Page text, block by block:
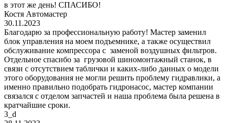
в этот же день! СПАСИБО!
Костя Автомастер
30.11.2023
Благодарю за профессиональную работу! Мастер заменил
блок управления на моем подъемнике, а также осуществил
обслуживание компрессора с заменой воздушных фильтров.
Отдельное спасибо за грузовой шиномонтажный станок, в
связи с отсутствием таблички и каких-либо данных о модели
этого оборудования не могли решить проблему гидравлики, а
именно правильно подобрать гидронасос, мастер компании
связался с отделом запчастей и наша проблема была решена в
кратчайшие сроки.
3_d